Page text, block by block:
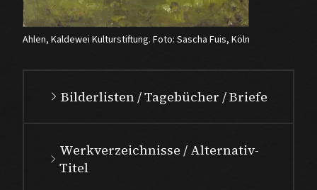
Ahlen, Kaldewei Kulturstiftung. Foto: Sascha Fuis, Köln
Bilderlisten / Tagebücher / Briefe
Werkverzeichnisse / Alternativ-
Titel